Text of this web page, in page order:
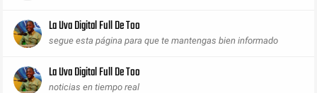
La Uva Digital Full De Too
segue esta página para que te mantengas bien informado
La Uva Digital Full De Too
noticias en tiempo real